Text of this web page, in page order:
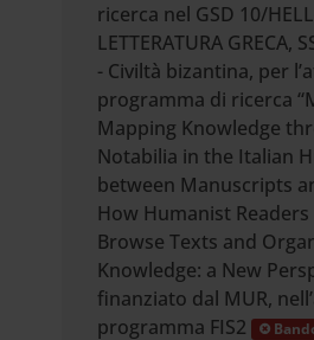
ricerca nel GSD 10/
LETTERATURA GRECA,
- Civiltà bizantina, per
programma di ricerca
Mapping Knowledge
Notabilia in the Italian
between Manuscripts
How Humanist
Browse Texts and
Knowledge: a New
finanziato dal MUR,
programma FIS2